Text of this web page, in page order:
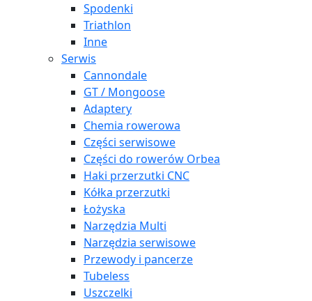
Spodenki
Triathlon
Inne
Serwis
Cannondale
GT / Mongoose
Adaptery
Chemia rowerowa
Części serwisowe
Części do rowerów Orbea
Haki przerzutki CNC
Kółka przerzutki
Łożyska
Narzędzia Multi
Narzędzia serwisowe
Przewody i pancerze
Tubeless
Uszczelki